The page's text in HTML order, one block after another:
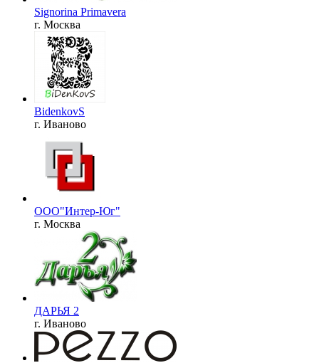
Signorina Primavera
г. Москва
BidenkovS
г. Иваново
ООО"Интер-Юг"
г. Москва
ДАРЬЯ 2
г. Иваново